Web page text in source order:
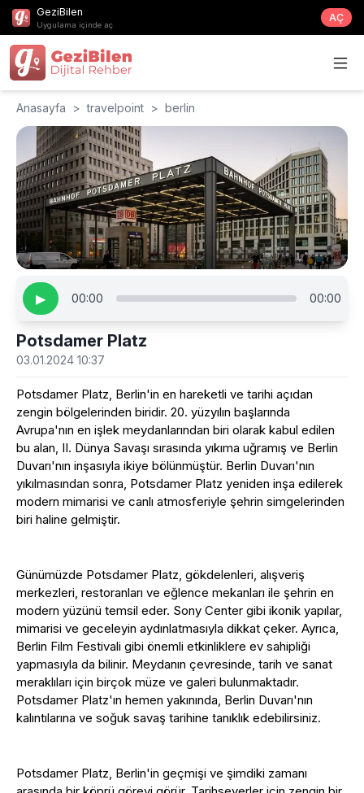
GeziBilen
Uygulama içinde aç
AÇ
Anasayfa > travelpoint > berlin
▶ 00:00 00:00
Potsdamer Platz
03.01.2024 10:37
Potsdamer Platz, Berlin'in en hareketli ve tarihi açıdan
zengin bölgelerinden biridir. 20. yüzyılın başlarında
Avrupa'nın en işlek meydanlarından biri olarak kabul edilen
bu alan, II. Dünya Savaşı sırasında yıkıma uğramış ve Berlin
Duvarı'nın inşasıyla ikiye bölünmüştür. Berlin Duvarı'nın
yıkılmasından sonra, Potsdamer Platz yeniden inşa edilerek
modern mimarisi ve canlı atmosferiyle şehrin simgelerinden
biri haline gelmiştir.
Günümüzde Potsdamer Platz, gökdelenleri, alışveriş
merkezleri, restoranları ve eğlence mekanları ile şehrin en
modern yüzünü temsil eder. Sony Center gibi ikonik yapılar,
mimarisi ve geceleyin aydınlatmasıyla dikkat çeker. Ayrıca,
Berlin Film Festivali gibi önemli etkinliklere ev sahipliği
yapmasıyla da bilinir. Meydanın çevresinde, tarih ve sanat
meraklıları için birçok müze ve galeri bulunmaktadır.
Potsdamer Platz'ın hemen yakınında, Berlin Duvarı'nın
kalıntılarına ve soğuk savaş tarihine tanıklık edebilirsiniz.
Potsdamer Platz, Berlin'in geçmişi ve şimdiki zamanı